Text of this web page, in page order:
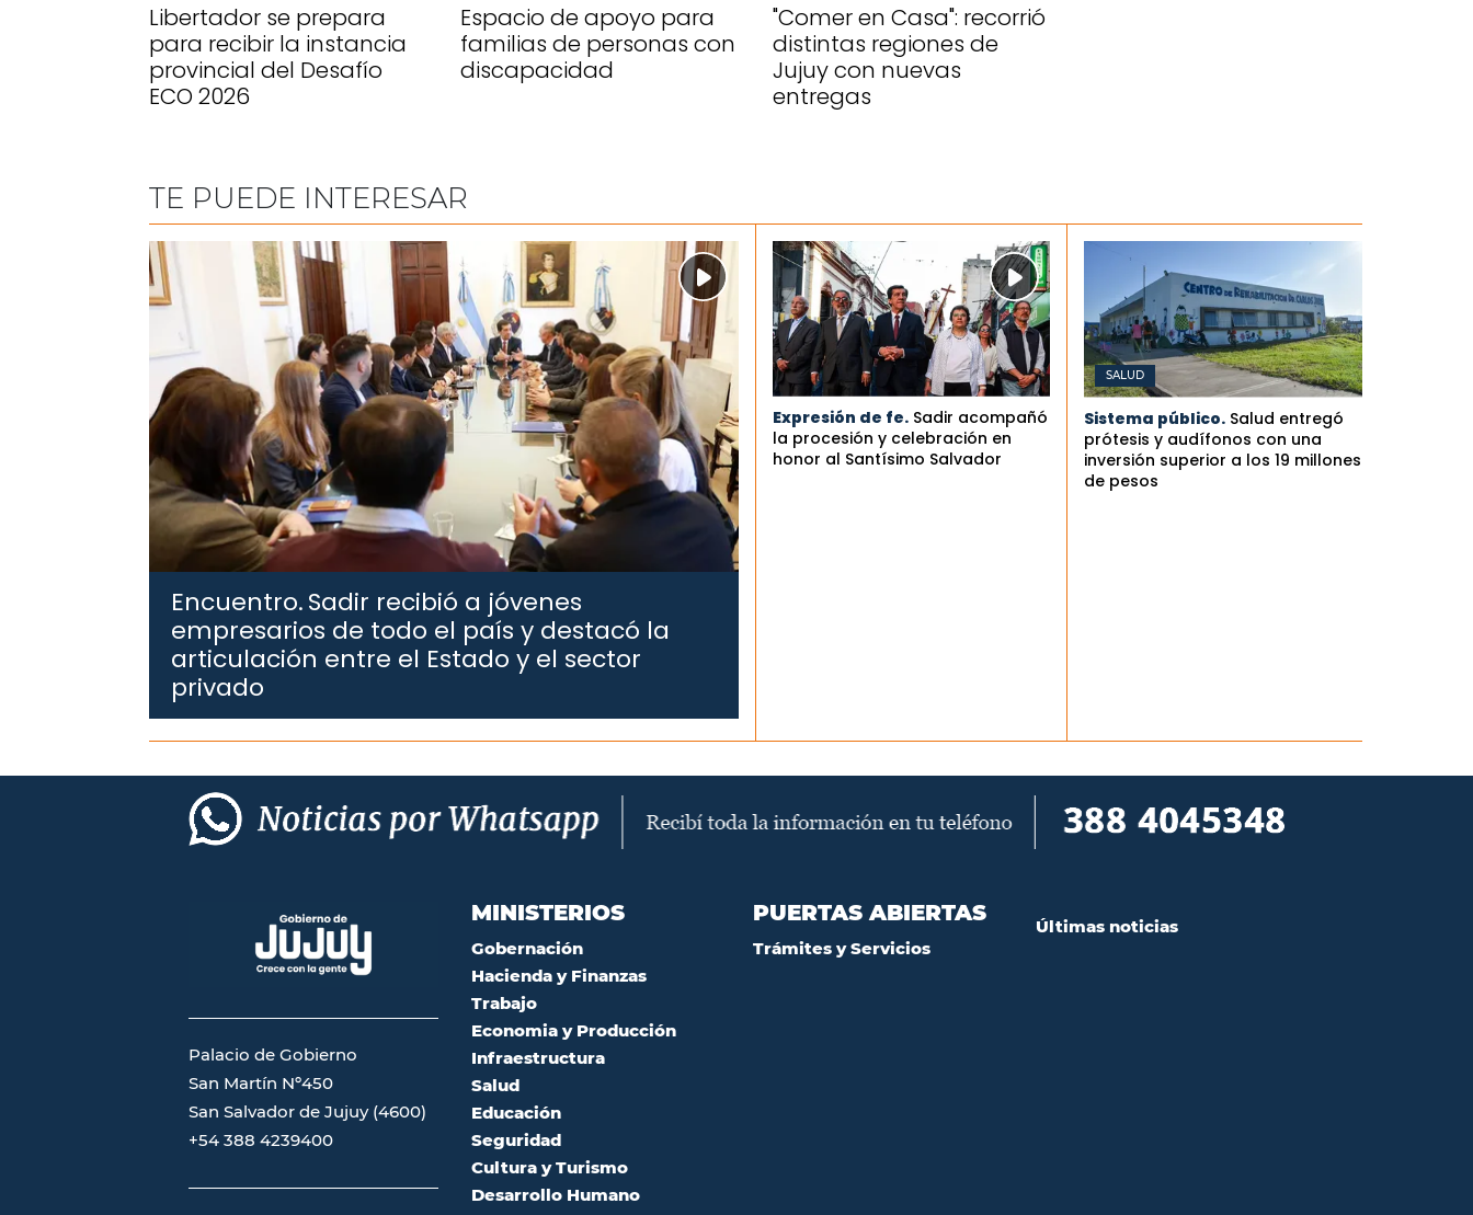
Libertador se prepara
para recibir la instancia
provincial del Desafío
ECO 2026
Espacio de apoyo para
familias de personas con
discapacidad
"Comer en Casa": recorrió
distintas regiones de
Jujuy con nuevas
entregas
TE PUEDE INTERESAR
Encuentro.Sadir recibió a jóvenes
empresarios de todo el país y destacó la
articulación entre el Estado y el sector
privado
Expresión de fe. Sadir acompañó
la procesión y celebración en
honor al Santísimo Salvador
SALUD
Sistema público. Salud entregó
prótesis y audífonos con una
inversión superior a los 19 millones
de pesos
Palacio de Gobierno
San Martín Nº450
San Salvador de Jujuy (4600)
+54 388 4239400
MINISTERIOS
Gobernación
Hacienda y Finanzas
Trabajo
Economia y Producción
Infraestructura
Salud
Educación
Seguridad
Cultura y Turismo
Desarrollo Humano
PUERTAS ABIERTAS
Trámites y Servicios
Últimas noticias